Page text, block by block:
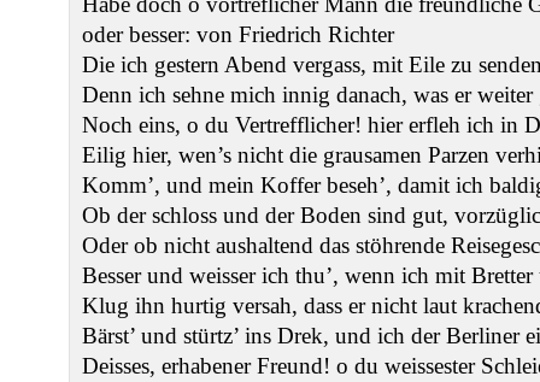
oder besser: von Friedrich Richter
Die ich gestern Abend vergass, mit Eile zu
Denn ich sehne mich innig danach, was er weiter
Noch eins, o du Vertrefflicher! hier erfleh ich in
Eilig hier, wen’s nicht die grausamen Parzen
Komm’, und mein Koffer beseh’, damit ich
Ob der schloss und der Boden sind gut,
Oder ob nicht aushaltend das stöhrende
Besser und weisser ich thu’, wenn ich mit
Klug ihn hurtig versah, dass er nicht laut
Bärst’ und stürtz’ ins Drek, und ich der Berliner
Deisses, erhabener Freund! o du weissester